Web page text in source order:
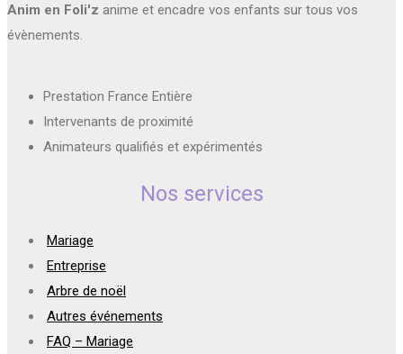
Anim en Foli'z anime et encadre vos enfants sur tous vos
évènements.
Prestation France Entière
Intervenants de proximité
Animateurs qualifiés et expérimentés
Nos services
Mariage
Entreprise
Arbre de noël
Autres événements
FAQ – Mariage